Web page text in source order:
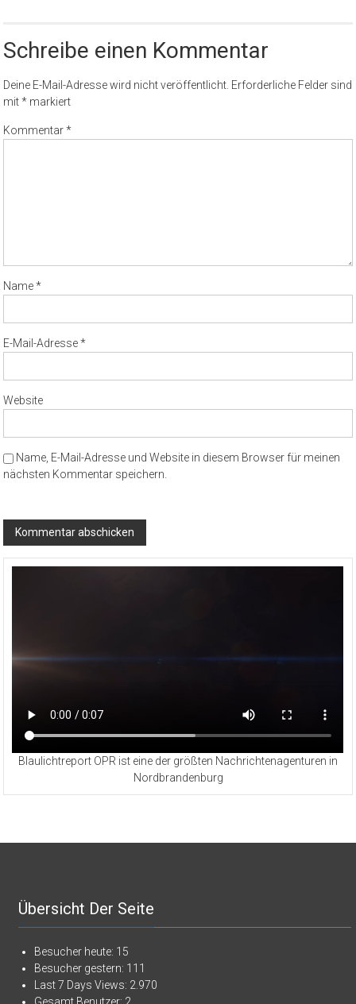
Schreibe einen Kommentar
Deine E-Mail-Adresse wird nicht veröffentlicht. Erforderliche Felder sind
mit* markiert
Kommentar*
Name*
E-Mail-Adresse*
Website
Name, E-Mail-Adresse und Website in diesem Browser für meinen
nächsten Kommentar speichern.
Blaulichtreport OPR ist eine der größten Nachrichtenagenturen in
Nordbrandenburg
Übersicht Der Seite
Besucher heute: 15
Besucher gestern: 111
Last 7 Days Views: 2.970
Gesamt Benutzer: 2